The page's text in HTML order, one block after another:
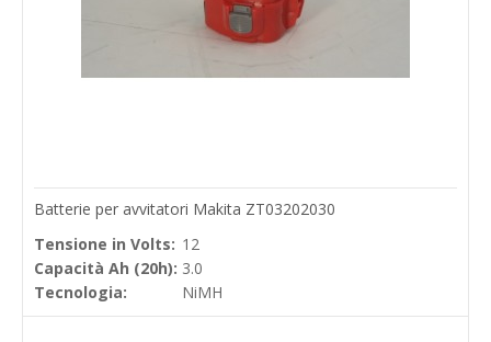
Batterie per avvitatori Makita ZT03202030
Tensione in Volts: 12
Capacità Ah (20h): 3.0
Tecnologia:
NiMH